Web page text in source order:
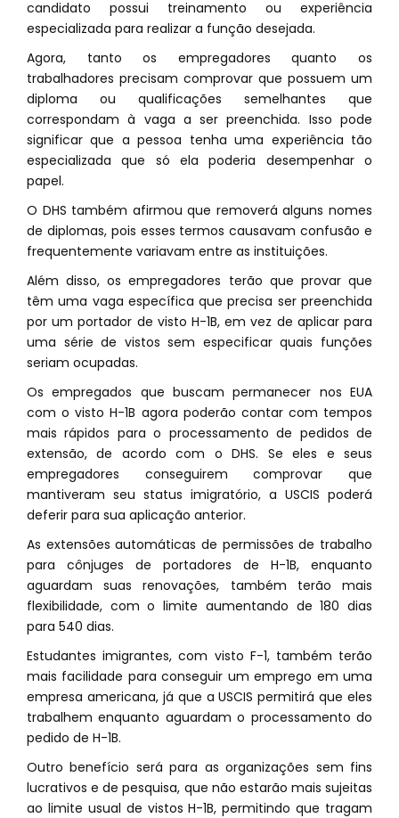
candidato possui treinamento ou experiência
especializada para realizar a função desejada.
Agora, tanto os empregadores quanto os
trabalhadores precisam comprovar que possuem um
diploma ou qualificações semelhantes que
correspondam à vaga a ser preenchida. Isso pode
significar que a pessoa tenha uma experiência tão
especializada que só ela poderia desempenhar o
papel.
O DHS também afirmou que removerá alguns nomes
de diplomas, pois esses termos causavam confusão e
frequentemente variavam entre as instituições.
Além disso, os empregadores terão que provar que
têm uma vaga específica que precisa ser preenchida
por um portador de visto H-1B, em vez de aplicar para
uma série de vistos sem especificar quais funções
seriam ocupadas.
Os empregados que buscam permanecer nos EUA
com o visto H-1B agora poderão contar com tempos
mais rápidos para o processamento de pedidos de
extensão, de acordo com o DHS. Se eles e seus
empregadores conseguirem comprovar que
mantiveram seu status imigratório, a USCIS poderá
deferir para sua aplicação anterior.
As extensões automáticas de permissões de trabalho
para cônjuges de portadores de H-1B, enquanto
aguardam suas renovações, também terão mais
flexibilidade, com o limite aumentando de 180 dias
para 540 dias.
Estudantes imigrantes, com visto F-1, também terão
mais facilidade para conseguir um emprego em uma
empresa americana, já que a USCIS permitirá que eles
trabalhem enquanto aguardam o processamento do
pedido de H-1B.
Outro benefício será para as organizações sem fins
lucrativos e de pesquisa, que não estarão mais sujeitas
ao limite usual de vistos H-1B, permitindo que tragam